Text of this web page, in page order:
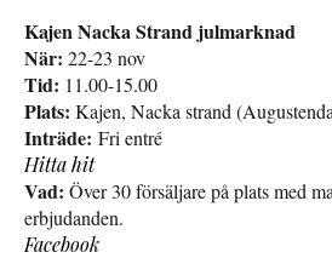
Kajen Nacka Strand julmarknad
När: 22-23 nov
Tid: 11.00-15.00
Plats: Kajen, Nacka strand
Inträde: Fri entré
Hitta hit
Vad: Över 30 försäljare på plats med
erbjudanden.
Facebook